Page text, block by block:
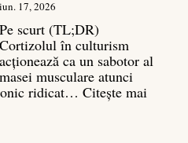
iun. 17, 2026
Pe scurt (TL;DR)
Cortizolul în culturism
acționează ca un sabotor al
masei musculare atunci
ridicat… Citește mai